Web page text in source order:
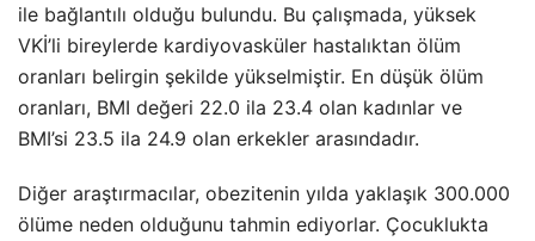
ile bağlantılı olduğu bulundu. Bu çalışmada, yüksek
VKİ’li bireylerde kardiyovasküler hastalıktan ölüm
oranları belirgin şekilde yükselmiştir. En düşük ölüm
oranları, BMI değeri 22.0 ila 23.4 olan kadınlar ve
BMI’si 23.5 ila 24.9 olan erkekler arasındadır.
Diğer araştırmacılar, obezitenin yılda yaklaşık 300.000
ölüme neden olduğunu tahmin ediyorlar. Çocuklukta